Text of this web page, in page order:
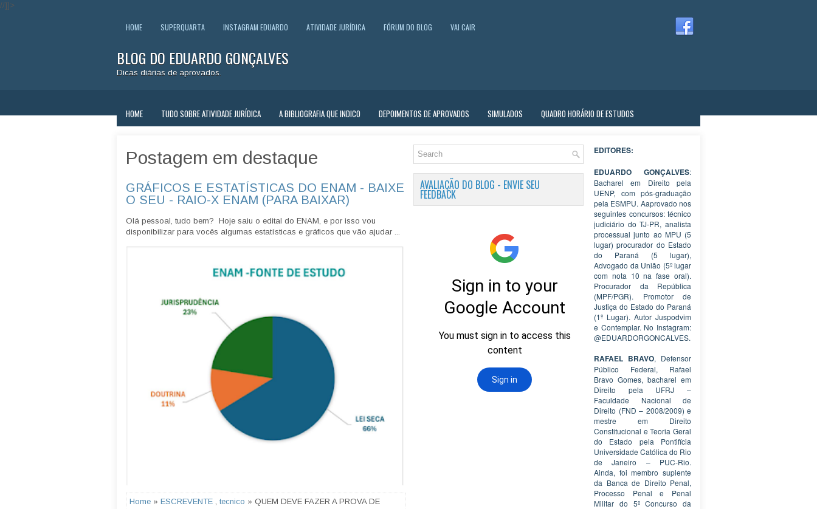
//]]>
HOME SUPERQUARTA INSTAGRAM EDUARDO ATIVIDADE JURÍDICA FÓRUM DO BLOG VAI CAIR
BLOG DO EDUARDO GONÇALVES
Dicas diárias de aprovados.
HOME TUDO SOBRE ATIVIDADE JURÍDICA A BIBLIOGRAFIA QUE INDICO DEPOIMENTOS DE APROVADOS SIMULADOS QUADRO HORÁRIO DE ESTUDOS
Postagem em destaque
GRÁFICOS E ESTATÍSTICAS DO ENAM - BAIXE
O SEU - RAIO-X ENAM (PARA BAIXAR)
Olá pessoal, tudo bem? Hoje saiu o edital do ENAM, e por isso vou
disponibilizar para vocês algumas estatísticas e gráficos que vão ajudar ...
Home » ESCREVENTE , tecnico » QUEM DEVE FAZER A PROVA DE
AVALIAÇÃO DO BLOG - ENVIE SEU
FEEDBACK
EDITORES:
EDUARDO GONÇALVES:
Bacharel em Direito pela
UENP, com pós-graduação
pela ESMPU. Aaprovado nos
seguintes concursos: técnico
judiciário do TJ-PR, analista
processual junto ao MPU (5
lugar) procurador do Estado
do Paraná (5 lugar),
Advogado da União (5º lugar
com nota 10 na fase oral).
Procurador da República
(MPF/PGR). Promotor de
Justiça do Estado do Paraná
(1º Lugar). Autor Juspodvim
e Contemplar. No Instagram:
@EDUARDORGONCALVES.
RAFAEL BRAVO, Defensor
Público Federal, Rafael
Bravo Gomes, bacharel em
Direito pela UFRJ –
Faculdade Nacional de
Direito (FND – 2008/2009) e
mestre em Direito
Constitucional e Teoria Geral
do Estado pela Pontifícia
Universidade Católica do Rio
de Janeiro – PUC-Rio.
Ainda, foi membro suplente
da Banca de Direito Penal,
Processo Penal e Penal
Militar do 5º Concurso da